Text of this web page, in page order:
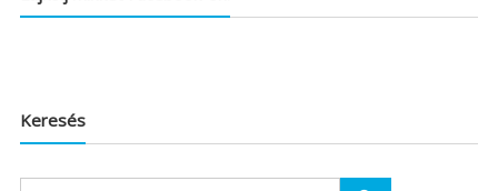
Keresés